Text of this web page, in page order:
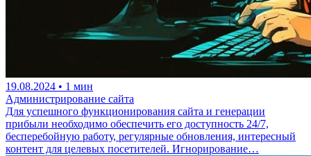
19.08.2024 • 1 мин
Администрирование сайта
Для успешного функционирования сайта и генерации
прибыли необходимо обеспечить его доступность 24/7,
бесперебойную работу, регулярные обновления, интересный
контент для целевых посетителей. Игнорирование…